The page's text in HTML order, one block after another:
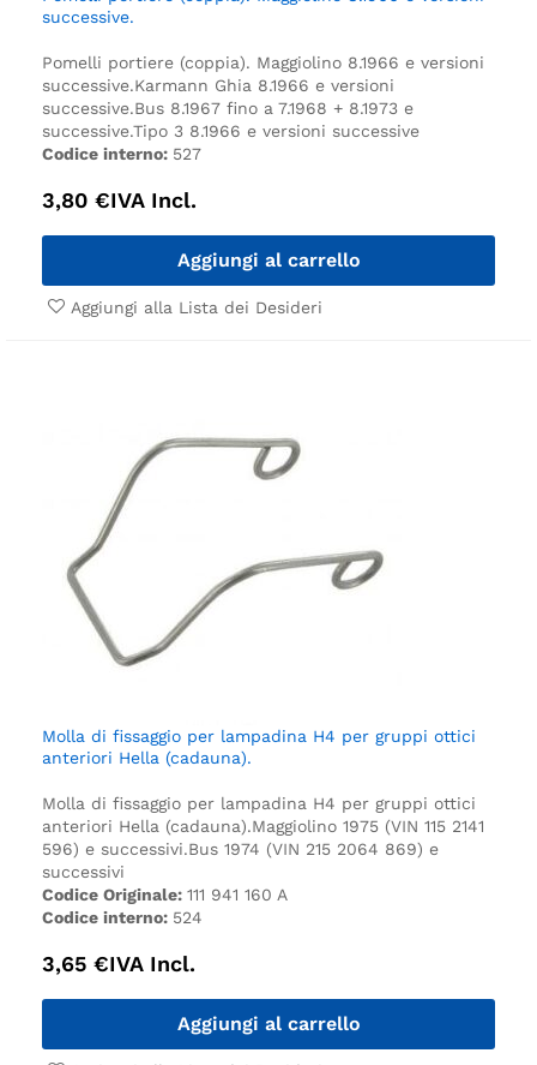
successive.
Pomelli portiere (coppia). Maggiolino 8.1966 e versioni
successive.Karmann Ghia 8.1966 e versioni
successive.Bus 8.1967 fino a 7.1968 + 8.1973 e
successive.Tipo 3 8.1966 e versioni successive
Codice interno: 527
3,80 €IVA Incl.
Aggiungi al carrello
Aggiungi alla Lista dei Desideri
Molla di fissaggio per lampadina H4 per gruppi ottici
anteriori Hella (cadauna).
Molla di fissaggio per lampadina H4 per gruppi ottici
anteriori Hella (cadauna).Maggiolino 1975 (VIN 115 2141
596) e successivi.Bus 1974 (VIN 215 2064 869) e
successivi
Codice Originale: 111 941 160 A
Codice interno: 524
3,65 €IVA Incl.
Aggiungi al carrello